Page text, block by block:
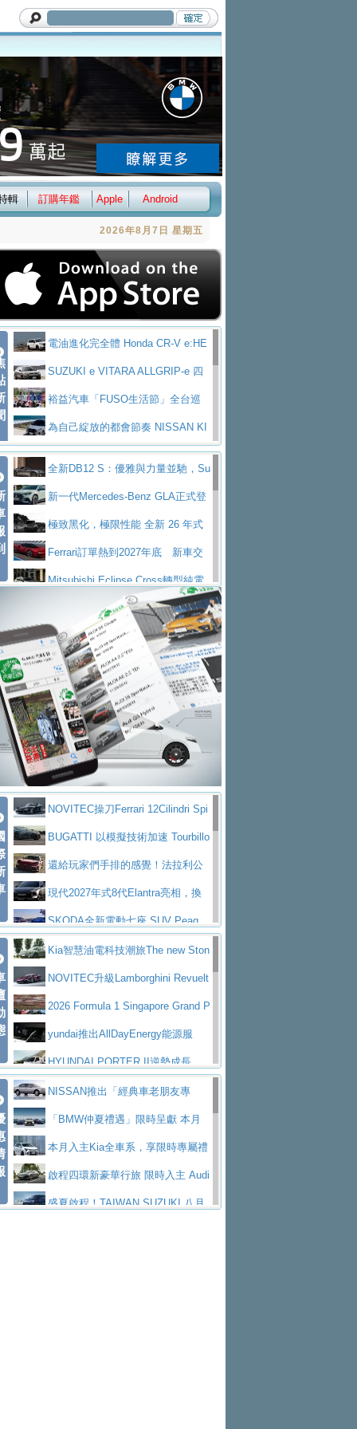
輯 訂購年鑑 Apple Android
2026年8月7日 星期五
電油進化完全體 Honda CR-V e:HE
V PrestigeSUZUKI e VITARA ALLGRIP-e 四
驅精神的純電新詮釋
裕益汽車「FUSO生活節」全台巡
迴 結合生活體驗、交通安全與購車優惠
為自己綻放的都會節奏 NISSAN KI
CKS SAKURA為品味獨具層峰買家打造的頂級座
駕，MAZDA CX-90 33T AWD Premium Ca
ptain Seat
EV
技的座駕! Ford Territory中型油電休旅
SO Super Great今日在台登場，結合先進安
ntis四品牌經銷權，全新多品牌旗艦展示中
心開幕啟用
屏東特搜大隊再添新利器 SITRAK
救助器材車買氣不衰、SUZUKI經銷商勇於開啟
全新大店，新北都鈴木占地500坪土城旗艦
展示中心開幕
2025第七屆ISUZU運轉職人挑戰賽
熱血登場 展現極致車技與專業職人精神
H2GP世界總決賽圓滿落幕 台灣團
隊表現精彩淨零減碳指標性應用 純電動水泥預
拌車 消防車除了滅火裝備還需要什麼？
一探SITRAK “準” 消防車的究竟
大益金龍初試啼聲，汽柴油5噸貨車
不是對手正宗年鑑2025年全球自動車年鑑1月
下旬問世！2024第六屆ISUZU運轉職人挑戰賽
首度前進南台灣熱烈開戰
豪華電能休旅新星 Audi Q4 Sportba
ck 55 e-tron S lineScania Taiwan 逆風而行，加深力
道投資布局
全新DB12 S：優雅與力量並馳，Su
per Tourer的顛峰之作
新一代Mercedes-Benz GLA正式登
場 續航最高657公里、支援320kW快充
極致黑化，極限性能 全新 26 年式
DEFENDER OCTA BLACK 限量登台
Ferrari訂單熱到2027年底 新車交
付至少得等一年以上
Mitsubishi Eclipse Cross轉型純電
休旅 87kWh電池續航超過600公里
全新BMW 318i Touring豪華旅行車
全台限量200台 進化現型
不等零關稅的紅利，Jeep品牌今日
起展開首批車交車
Volvo EX60 即將叩關，靜肅性、底
盤與數位介面搶先揭露
Audi Q9 將於 2026 年底上市 旗艦
大型 SUV 鎖定七人座豪華市場
BMW攜手漫威電影【蜘蛛人：重生
日】 Skoda 發表全新 Peaq 內裝：七人
座純電旗艦 SUV，行李廂最大可達 935 公
升
全新純電 Mercedes-Benz C 400 4
MATIC Electric 登場
奢華與科技大躍進，MAZDA全新3
代CX-5全方位進化提前亮相並展開預售94.9
萬起
馬自達公布 2027 年式 MX-5 更
新，新增 Yakudo 特別版
Skoda Peaq 發表全新電動動力系
統 最長續航逾 640 公里、支援雙向供電
BMW M2 首度導入 xDrive 四驅，
美國與瑞士需求成關鍵推手
The all-new T-Roc 魅力 自成焦點
Maserati GT2 Stradale「Tribute to
MC12」全球首度亮相
迎接 RANGE ROVER 品牌家族第
五位成員 全新 RANGE ROVER GT 預告登
場
造型華麗時尚、科技座艙再進化，P
eugeot 208小改款發表上市94.8萬起
NOVITEC操刀Ferrari 12Cilindri Spi
der 碳纖維空力、鍛造輪圈與Inconel排氣
上身
BUGATTI 以模擬技術加速 Tourbillo
n 動態開發還給玩家們手排的感覺！法拉利公
布12Cilidri Manaule手排超跑產品細節
現代2027年式8代Elantra亮相，換
裝更銳利的造型、更先進的資訊娛樂系統及
更高效的動力
SKODA全新電動七座 SUV Peaq
問世，擁有品牌史上最寬敞且豪華的座艙
AUDI推出首款高性能油電超跑Nuvo
lari，0到100公里加速2.6秒、極速350公里
／小時
百年三叉戟傳奇再啟程 Maserati 重
返 1000 Miglia 傳承競速榮耀
法拉利首款純電跑車Luce亮相，最
大馬力超過1000匹並具備530公里最大續航
里程
小車大空間、座艙科技更先進，SK
ODA發表全新純電跨界休旅Eipq祭平民化車
價89萬起
賓士AMG.EA專屬平台首作，Merc
edes-AMG 全新GT 4-Door Coupe全球首發
福斯推出首款GTI純電性能掀背ID.
Polo GTI，擁有226匹馬力和零百加速 6.8
秒的實力
Jaguar 公布四門 GT車款正式車名
為JAGUAR TYPE 01
終於跟上進度，LEXUS發表首款三
排六座純電旗艦休旅 TZ
有錢也買不到的Golf R！福斯打造
全新Golf R 24h賽車將挑戰紐柏林24小時耐
SKODA公布全新小型純電跨界休旅
Kia智慧油電科技潮旅The new Ston
ic 1-7月累計銷量創歷史新高
NOVITEC升級Lamborghini Revuelt
o 綜效輸出增至1,048匹
2026 Formula 1 Singapore Grand P
rix 新加坡大獎賽 Audi 極速之旅開放報名
yundai推出AllDayEnergy能源服
務 讓電動車化身行動儲能系統
HYUNDAI PORTER II逆勢成長，
勇奪中型貨車銷售冠軍
父親節霸氣獻禮！PGO 威力125 最
低入手價 $60,900 起 省油ｘ安全ｘ大空間
陪爸爸輕鬆
福斯商旅挺頭家 推出「德系質感 精
算圓夢」專案和運租車榮獲國家品牌玉山獎 以智
慧移動與綠能創新
Volvo Trucks 承諾成為高科技供應
鏈的可靠夥伴XFORCE攜手臺南祀典大天后宮 試
NISSAN推出「經典車老朋友專
案」 以匠人精神煥新珍品座駕
「BMW仲夏禮遇」限時呈獻 本月
入主即享尊榮豪華五星假期 多元優購方案
同步實施
本月入主Kia全車系，享限時專屬禮
遇 啟程四環新豪華行旅 限時入主 Audi
A6 旗艦陣容 低月付5,888元起及3 年乙式險
盛夏啟程！TAIWAN SUZUKI 八月